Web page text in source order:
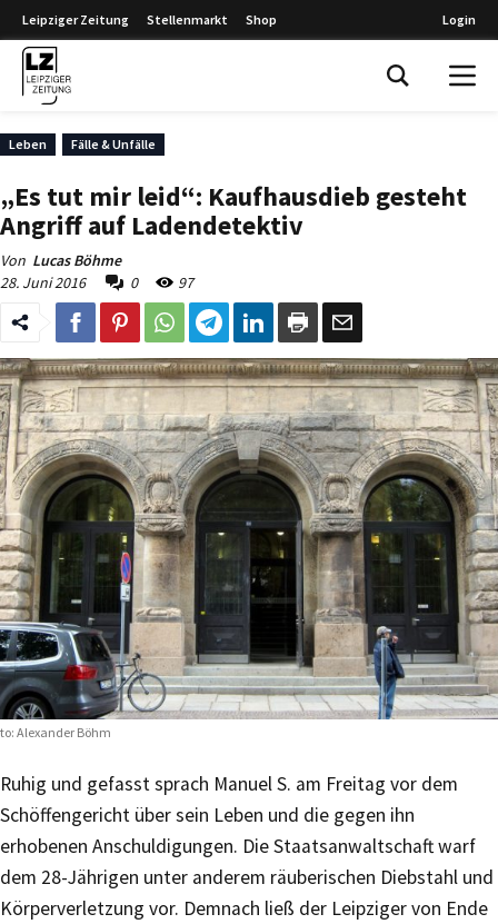
Leipziger Zeitung Stellenmarkt Shop Login
Leben Fälle & Unfälle
„Es tut mir leid“: Kaufhausdieb gesteht
Angriff auf Ladendetektiv
Von Lucas Böhme
28. Juni 2016
0 97
Alexander Böhm
Ruhig und gefasst sprach Manuel S. am Freitag vor dem
Schöffengericht über sein Leben und die gegen ihn
erhobenen Anschuldigungen. Die Staatsanwaltschaft warf
dem 28-Jährigen unter anderem räuberischen Diebstahl und
Körperverletzung vor. Demnach ließ der Leipziger von Ende